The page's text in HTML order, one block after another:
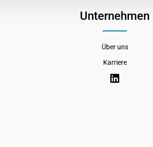
Unternehmen
Über uns
Karriere